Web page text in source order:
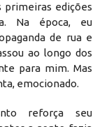
edições
Na época, eu
de rua e
ao longo dos
para mim. Mas
emocionado.
reforça seu